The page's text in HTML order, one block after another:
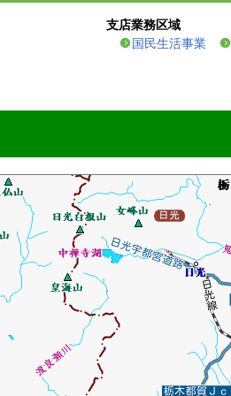
支店業務区域
国民生活事業